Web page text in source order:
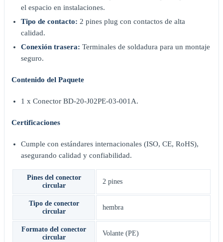
el espacio en instalaciones.
Tipo de contacto: 2 pines plug con contactos de alta
calidad.
Conexión trasera: Terminales de soldadura para un montaje
seguro.
Contenido del Paquete
1 x Conector BD-20-J02PE-03-001A.
Certificaciones
Cumple con estándares internacionales (ISO, CE, RoHS),
asegurando calidad y confiabilidad.
Pines del conector
circular
2 pines
Tipo de conector
circular
hembra
Formato del conector
circular
Volante (PE)